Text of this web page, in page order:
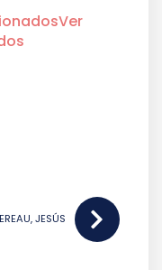
Ver
JESÚS